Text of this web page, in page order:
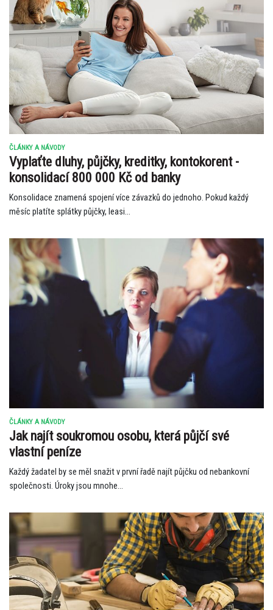
ČLÁNKY A NÁVODY
Vyplaťte dluhy, půjčky, kreditky, kontokorent -
konsolidací 800 000 Kč od banky
Konsolidace znamená spojení více závazků do jednoho. Pokud každý
měsíc platíte splátky půjčky, leasi...
ČLÁNKY A NÁVODY
Jak najít soukromou osobu, která půjčí své
vlastní peníze
Každý žadatel by se měl snažit v první řadě najít půjčku od nebankovní
společnosti. Úroky jsou mnohe...